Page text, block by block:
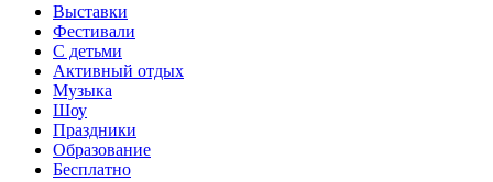
Выставки
Фестивали
С детьми
Активный отдых
Музыка
Шоу
Праздники
Образование
Бесплатно